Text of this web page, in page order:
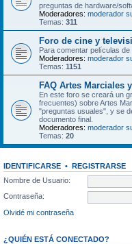
preguntas de hardware/
Moderadores: moderador
Temas: 311
Foro de cine y
Para comentar películas
Moderadores: moderador
Temas: 1151
FAQ Artes Marciales
En este foro se creará un
frecuentes) sobre Artes
"preguntas usuales", y se
documento final.
Moderadores: moderador
Temas: 20
IDENTIFICARSE • REGISTRARSE
Nombre de Usuario:
Contraseña:
Olvidé mi contraseña
¿QUIÉN ESTÁ CONECTADO?